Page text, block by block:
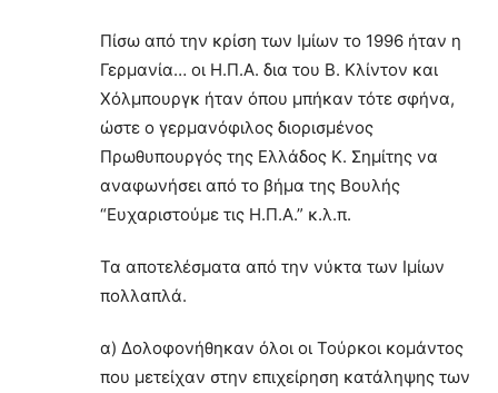
Πίσω από την κρίση των Ιμίων το 1996 ήταν η
Γερμανία… οι Η.Π.Α. δια του Β. Κλίντον και
Χόλμπουργκ ήταν όπου μπήκαν τότε σφήνα,
ώστε ο γερμανόφιλος διορισμένος
Πρωθυπουργός της Ελλάδος Κ. Σημίτης να
αναφωνήσει από το βήμα της Βουλής
“Ευχαριστούμε τις Η.Π.Α.” κ.λ.π.
Τα αποτελέσματα από την νύκτα των Ιμίων
πολλαπλά.
α) Δολοφονήθηκαν όλοι οι Τούρκοι κομάντος
που μετείχαν στην επιχείρηση κατάληψης των